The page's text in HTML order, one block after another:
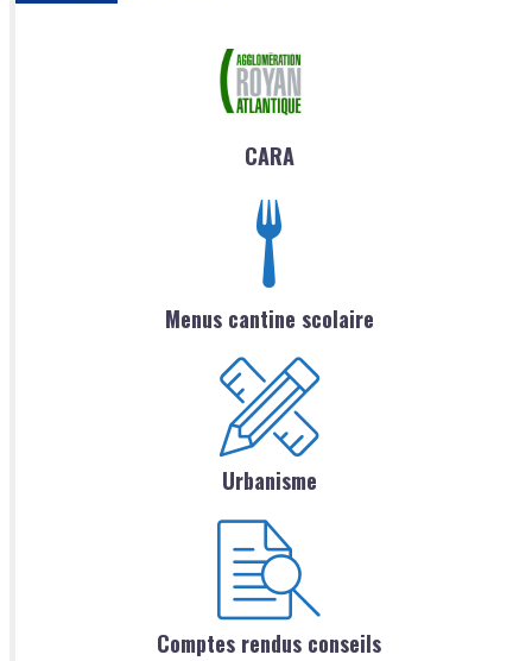
CARA
Menus cantine scolaire
Urbanisme
Comptes rendus conseils